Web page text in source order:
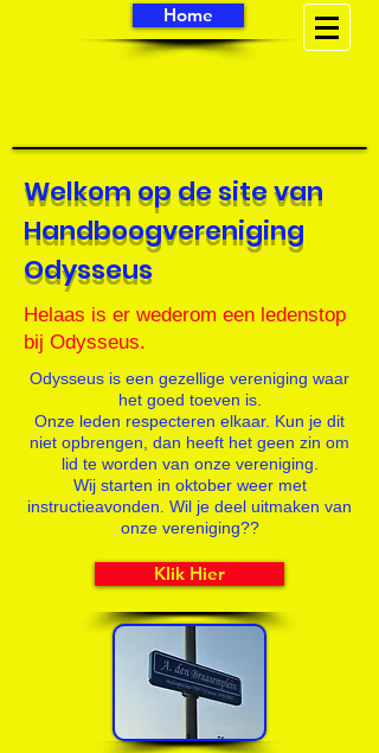
Home
Welkom op de site van
Handboogvereniging
Odysseus
Helaas is er wederom een ledenstop
bij Odysseus.
Odysseus is een gezellige vereniging waar
het goed toeven is.
Onze leden respecteren elkaar. Kun je dit
niet opbrengen, dan heeft het geen zin om
lid te worden van onze vereniging.
Wij starten in oktober weer met
instructieavonden. Wil je deel uitmaken van
onze vereniging??
Klik Hier